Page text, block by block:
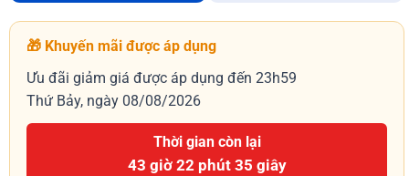
🎁 Khuyến mãi được áp dụng
Ưu đãi giảm giá được áp dụng đến 23h59
Thứ Bảy, ngày 08/08/2026
Thời gian còn lại
43 giờ 22 phút 34 giây